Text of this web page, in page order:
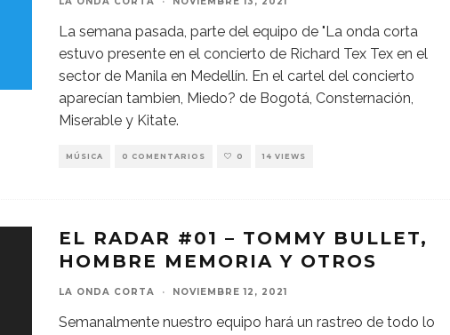
La semana pasada, parte del equipo de "La onda corta
estuvo presente en el concierto de Richard Tex Tex en el
sector de Manila en Medellín. En el cartel del concierto
aparecían tambien, Miedo? de Bogotá, Consternación,
Miserable y Kitate.
MÚSICA 0 COMENTARIOS 0 14 VIEWS
EL RADAR #01 – TOMMY BULLET,
HOMBRE MEMORIA Y OTROS
LA ONDA CORTA · NOVIEMBRE 12, 2021
Semanalmente nuestro equipo hará un rastreo de todo lo